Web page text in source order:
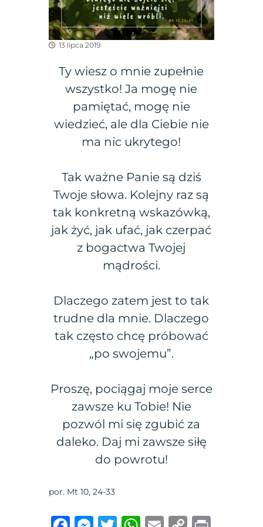
13 lipca 2019
Ty wiesz o mnie zupełnie
wszystko! Ja mogę nie
pamiętać, mogę nie
wiedzieć, ale dla Ciebie nie
ma nic ukrytego!
Tak ważne Panie są dziś
Twoje słowa. Kolejny raz są
tak konkretną wskazówką,
jak żyć, jak ufać, jak czerpać
z bogactwa Twojej
mądrości.
Dlaczego zatem jest to tak
trudne dla mnie. Dlaczego
tak często chcę próbować
„po swojemu”.
Proszę, pociągaj moje serce
zawsze ku Tobie! Nie
pozwól mi się zgubić za
daleko. Daj mi zawsze siłę
do powrotu!
por. Mt 10, 24-33